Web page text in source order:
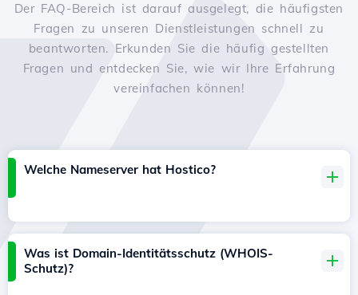
Der FAQ-Bereich ist darauf ausgelegt, die häufigsten
Fragen zu unseren Dienstleistungen schnell zu
beantworten. Erkunden Sie die häufig gestellten
Fragen und entdecken Sie, wie wir Ihre Erfahrung
vereinfachen können!
Welche Nameserver hat Hostico?
Was ist Domain-Identitätsschutz (WHOIS-
Schutz)?